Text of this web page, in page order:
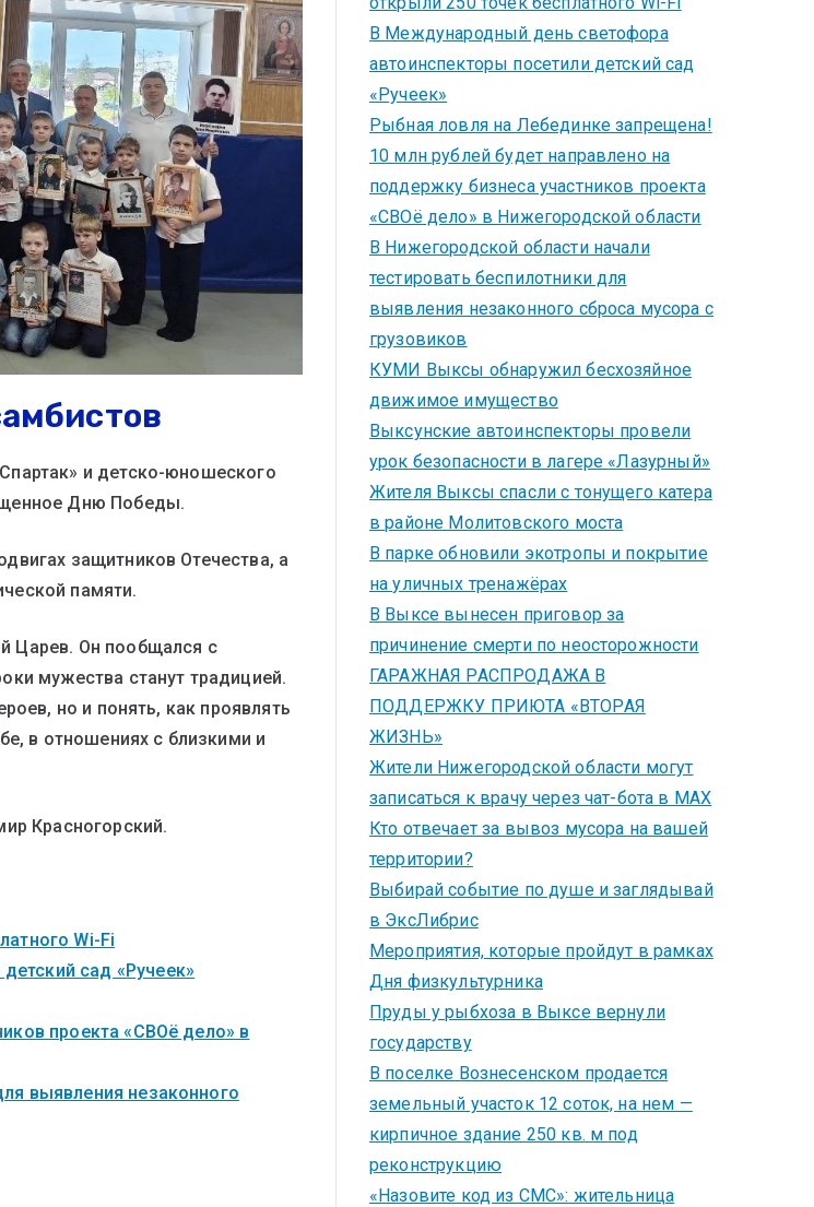
и детско-юношеского
Дню Победы.
защитников Отечества, а
памяти.
Царев. Он пообщался с
мужества станут традицией.
но и понять, как проявлять
в отношениях с близкими и
Красногорский.
Wi-Fi
сад «Ручеек»
проекта «СВОё дело» в
выявления незаконного
В Международный день светофора
автоинспекторы посетили детский сад
«Ручеек»
Рыбная ловля на Лебединке запрещена!
10 млн рублей будет направлено на
поддержку бизнеса участников проекта
«СВОё дело» в Нижегородской области
В Нижегородской области начали
тестировать беспилотники для
выявления незаконного сброса мусора с
грузовиков
КУМИ Выксы обнаружил бесхозяйное
движимое имущество
Выксунские автоинспекторы провели
урок безопасности в лагере «Лазурный»
Жителя Выксы спасли с тонущего катера
в районе Молитовского моста
В парке обновили экотропы и покрытие
на уличных тренажёрах
В Выксе вынесен приговор за
причинение смерти по неосторожности
ГАРАЖНАЯ РАСПРОДАЖА В
ПОДДЕРЖКУ ПРИЮТА «ВТОРАЯ
ЖИЗНЬ»
Жители Нижегородской области могут
записаться к врачу через чат-бота в MAX
Кто отвечает за вывоз мусора на вашей
территории?
Выбирай событие по душе и заглядывай
в ЭксЛибрис
Мероприятия, которые пройдут в рамках
Дня физкультурника
Пруды у рыбхоза в Выксе вернули
государству
В поселке Вознесенском продается
земельный участок 12 соток, на нем —
кирпичное здание 250 кв. м под
реконструкцию
«Назовите код из СМС»: жительница